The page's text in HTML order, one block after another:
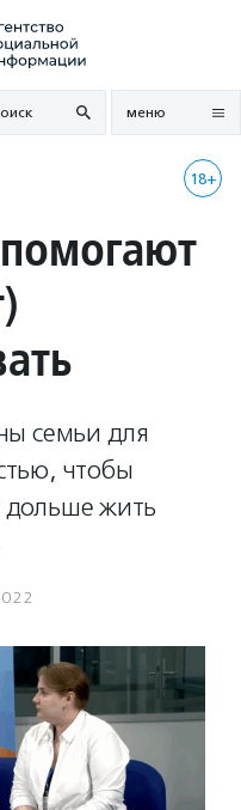
меню
18+
семьи для
чтобы
жить